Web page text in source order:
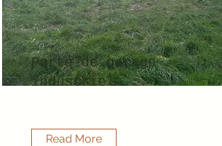
Porte de garage
industriel
Read More